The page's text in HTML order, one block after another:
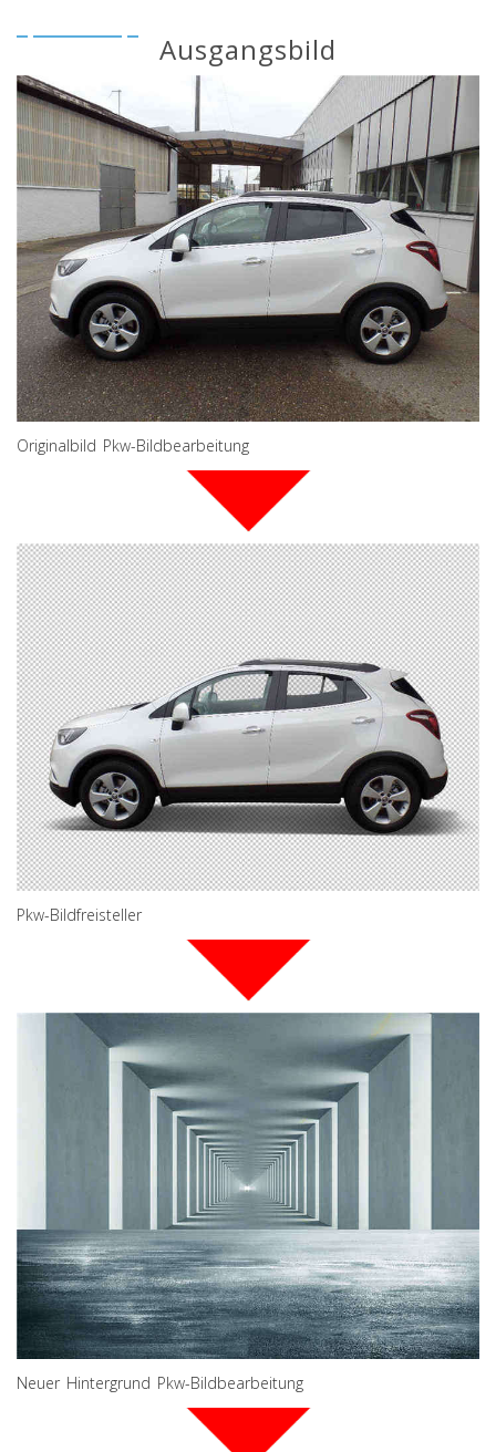
Ausgangsbild
Originalbild Pkw-Bildbearbeitung
Pkw-Bildfreisteller
Neuer Hintergrund Pkw-Bildbearbeitung